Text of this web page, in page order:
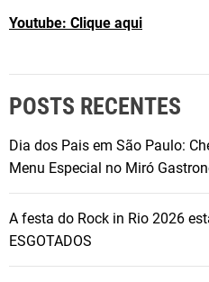
Youtube: Clique aqui
POSTS RECENTES
Dia dos Pais em São Paulo:
Menu Especial no Miró
A festa do Rock in Rio 2026
ESGOTADOS